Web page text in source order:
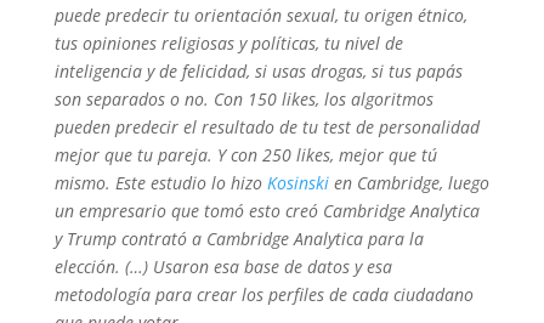
puede predecir tu orientación sexual, tu origen étnico,
tus opiniones religiosas y políticas, tu nivel de
inteligencia y de felicidad, si usas drogas, si tus papás
son separados o no. Con 150 likes, los algoritmos
pueden predecir el resultado de tu test de personalidad
mejor que tu pareja. Y con 250 likes, mejor que tú
mismo. Este estudio lo hizo Kosinskien Cambridge, luego
un empresario que tomó esto creó Cambridge Analytica
y Trump contrató a Cambridge Analytica para la
elección. (…) Usaron esa base de datos y esa
metodología para crear los perfiles de cada ciudadano